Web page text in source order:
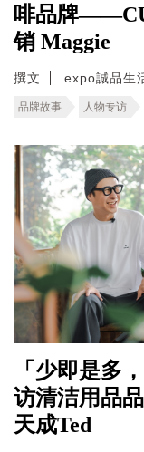
啡品牌
销 Maggie
撰文 expo誠品生
品牌故事 人物专访
「少即是多
访清洁用品
天成Ted